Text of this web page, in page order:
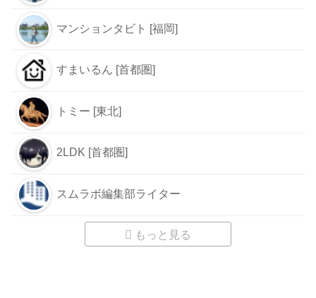
マンションタビト [福岡]
すまいるん [首都圏]
トミー [東北]
2LDK [首都圏]
スムラボ編集部ライター
もっと見る